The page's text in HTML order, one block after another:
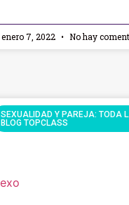
enero 7, 2022 No hay
SEXUALIDAD Y PAREJA: TODA
BLOG TOPCLASS